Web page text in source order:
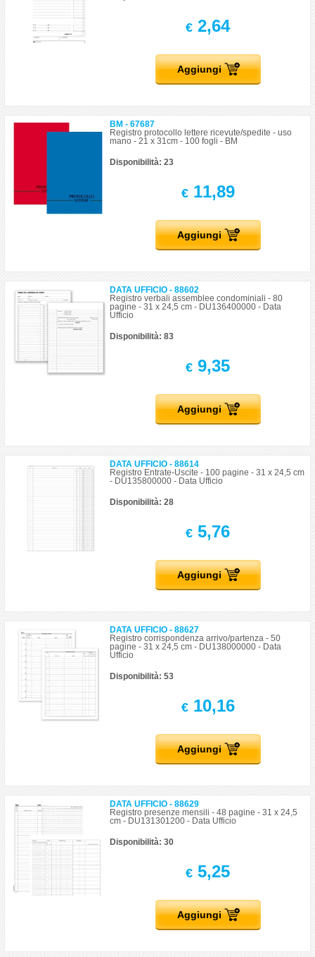
€ 2,64
Aggiungi
BM - 67687
Registro protocollo lettere ricevute/spedite - uso
mano - 21 x 31cm - 100 fogli - BM
Disponibilità: 23
€11,89
Aggiungi
DATA UFFICIO - 88602
Registro verbali assemblee condominiali - 80
pagine - 31 x 24,5 cm - DU136400000 - Data
Ufficio
Disponibilità: 83
€ 9,35
Aggiungi
DATA UFFICIO - 88614
Registro Entrate-Uscite - 100 pagine - 31 x 24,5 cm
- DU135800000 - Data Ufficio
Disponibilità: 28
€ 5,76
Aggiungi
DATA UFFICIO - 88627
Registro corrispondenza arrivo/partenza - 50
pagine - 31 x 24,5 cm - DU138000000 - Data
Ufficio
Disponibilità: 53
€10,16
Aggiungi
DATA UFFICIO - 88629
Registro presenze mensili - 48 pagine - 31 x 24,5
cm - DU131301200 - Data Ufficio
Disponibilità: 30
€ 5,25
Aggiungi